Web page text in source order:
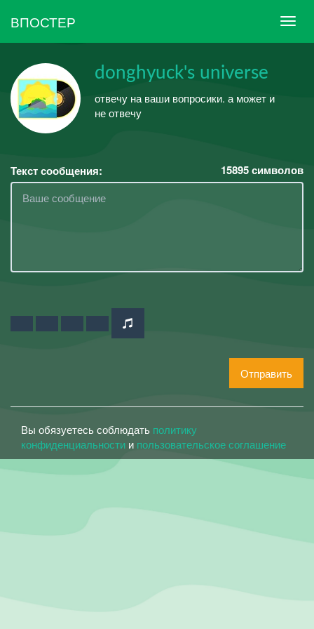
ВПОСТЕР
donghyuck's universe
отвечу на ваши вопросики. а может и
не отвечу
Текст сообщения: 15895символов
Отправить
Вы обязуетесь соблюдать политику
конфиденциальности и пользовательское соглашение